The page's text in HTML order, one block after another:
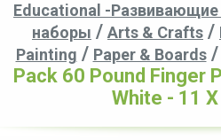
Educational -Развивающие
наборы / Arts & Crafts /
Painting / Paper & Boards/
Pack 60 Pound Finger
White - 11